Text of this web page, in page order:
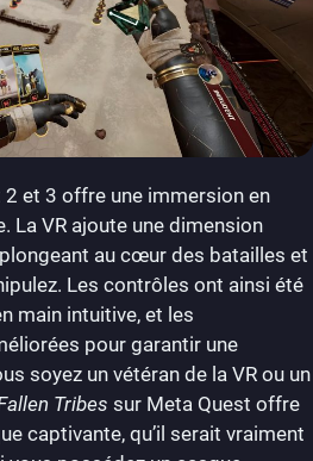
et 3 offre une immersion en
La VR ajoute une dimension
au cœur des batailles et
Les contrôles ont ainsi été
main intuitive, et les
pour garantir une
soyez un vétéran de la VR ou un
Tribes sur Meta Quest offre
captivante, qu’il serait vraiment